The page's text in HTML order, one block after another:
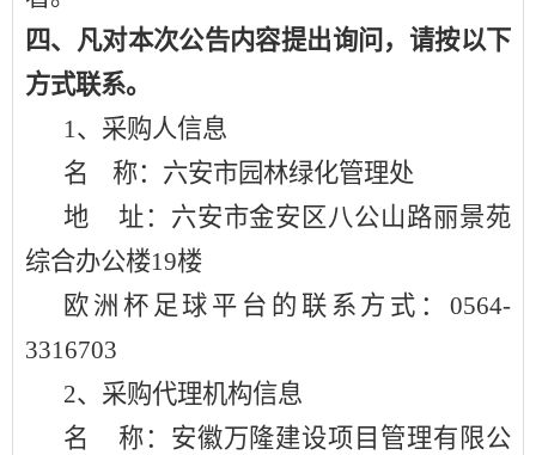
四、凡对本次公告内容提出询问，请按以下
方式联系。
1、采购人信息
名
称：六安市园林绿化管理处
地
址：六安市金安区八公山路丽景苑
综合办公楼19楼
欧洲杯足球平台的联系方式： 0564-
3316703
2、采购代理机构信息
名
称：安徽万隆建设项目管理有限公